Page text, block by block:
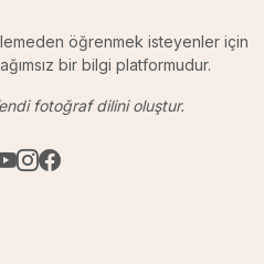
öğrenmek isteyenler için
bir bilgi platformudur.
fotoğraf dilini oluştur.